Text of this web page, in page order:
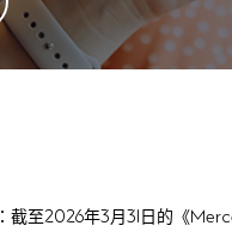
截至2026年3月31日的《